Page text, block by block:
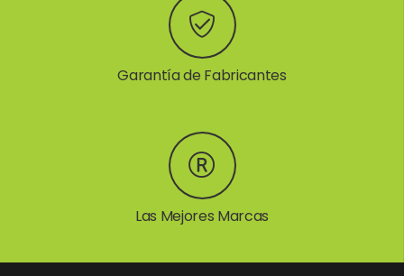
Garantía de Fabricantes
Las Mejores Marcas